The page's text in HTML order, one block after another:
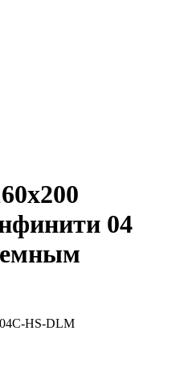
04
HS-DLM